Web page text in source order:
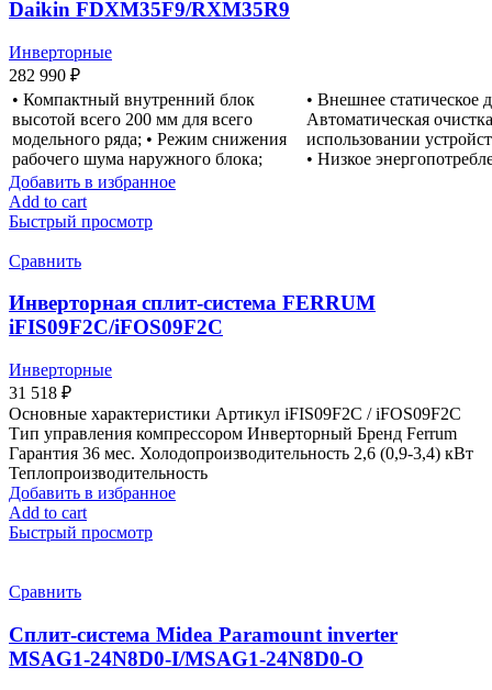
Daikin FDXM35F9/RXM35R9
Инверторные
282 990 ₽
• Компактный внутренний блок
высотой всего 200 мм для всего
модельного ряда; • Режим снижения
рабочего шума наружного блока;
• Внешнее статическое
Автоматическая
использовании
• Низкое
Добавить в избранное
Add to cart
Быстрый просмотр
Сравнить
Инверторная сплит-система FERRUM
iFIS09F2C/iFOS09F2C
Инверторные
31 518 ₽
Основные характеристики Артикул iFIS09F2С / iFOS09F2С
Тип управления компрессором Инверторный Бренд Ferrum
Гарантия 36 мес. Холодопроизводительность 2,6 (0,9-3,4) кВт
Теплопроизводительность
Добавить в избранное
Add to cart
Быстрый просмотр
Сравнить
Сплит-система Midea Paramount inverter
MSAG1-24N8D0-I/MSAG1-24N8D0-O